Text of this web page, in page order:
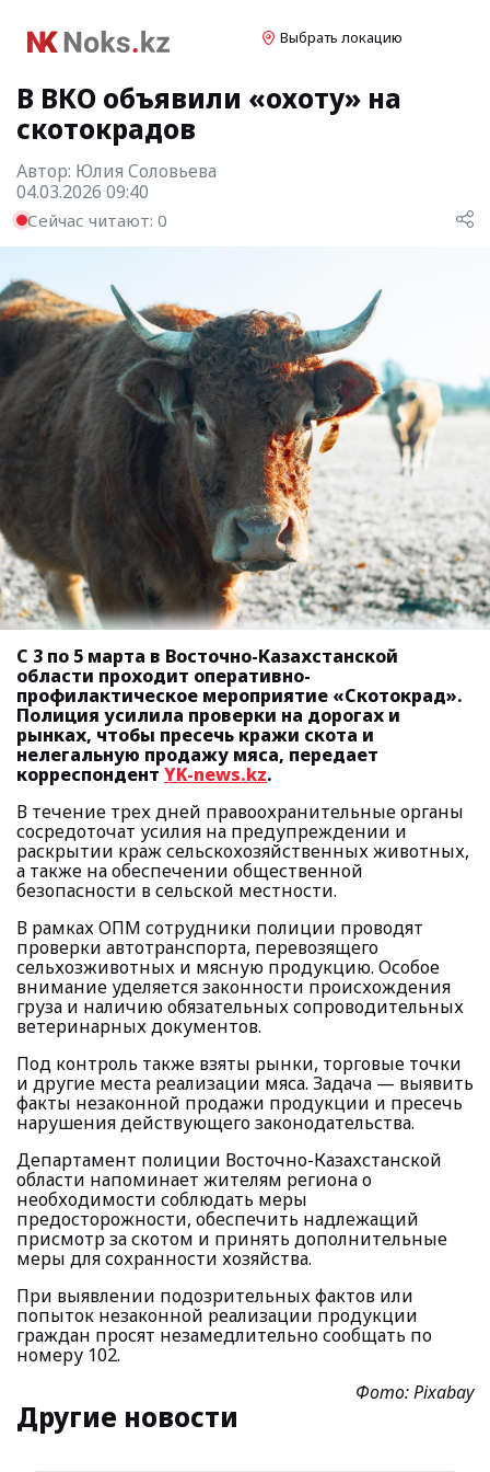
Выбрать локацию
В ВКО объявили «охоту» на
скотокрадов
Автор: Юлия Cоловьева
04.03.2026 09:40
Сейчас читают: 0
С 3 по 5 марта в Восточно-Казахстанской
области проходит оперативно-
профилактическое мероприятие «Скотокрад».
Полиция усилила проверки на дорогах и
рынках, чтобы пресечь кражи скота и
нелегальную продажу мяса, передает
корреспондент YK-news.kz.
В течение трех дней правоохранительные органы
сосредоточат усилия на предупреждении и
раскрытии краж сельскохозяйственных животных,
а также на обеспечении общественной
безопасности в сельской местности.
В рамках ОПМ сотрудники полиции проводят
проверки автотранспорта, перевозящего
сельхозживотных и мясную продукцию. Особое
внимание уделяется законности происхождения
груза и наличию обязательных сопроводительных
ветеринарных документов.
Под контроль также взяты рынки, торговые точки
и другие места реализации мяса. Задача — выявить
факты незаконной продажи продукции и пресечь
нарушения действующего законодательства.
Департамент полиции Восточно-Казахстанской
области напоминает жителям региона о
необходимости соблюдать меры
предосторожности, обеспечить надлежащий
присмотр за скотом и принять дополнительные
меры для сохранности хозяйства.
При выявлении подозрительных фактов или
попыток незаконной реализации продукции
граждан просят незамедлительно сообщать по
номеру 102.
Фото: Pixabay
Другие новости